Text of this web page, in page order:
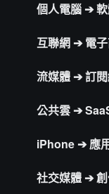
個人電腦 ➔
互聯網 ➔ 電
流媒體 ➔ 訂
公共雲 ➔
iPhone ➔ 應
社交媒體 ➔